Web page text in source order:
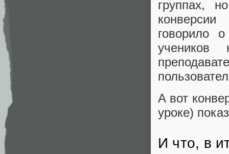
группах,
говорило
А вот
уроке)
И что, в